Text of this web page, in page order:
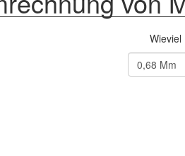
Wieviel